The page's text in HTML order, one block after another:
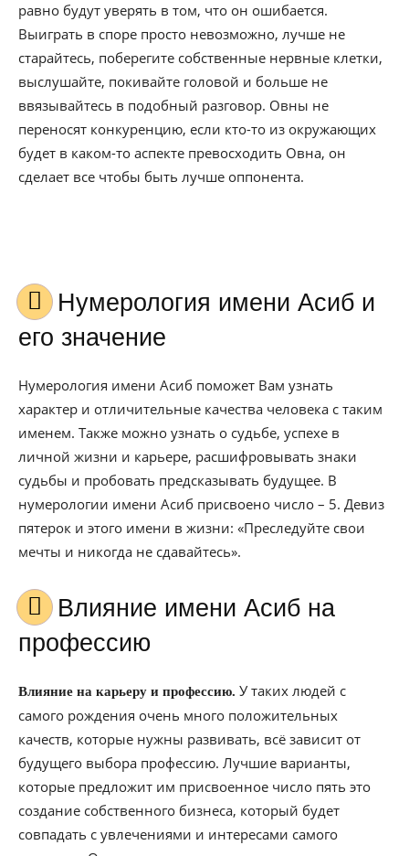
равно будут уверять в том, что он ошибается.
Выиграть в споре просто невозможно, лучше не
старайтесь, поберегите собственные нервные клетки,
выслушайте, покивайте головой и больше не
ввязывайтесь в подобный разговор. Овны не
переносят конкуренцию, если кто-то из окружающих
будет в каком-то аспекте превосходить Овна, он
сделает все чтобы быть лучше оппонента.
Нумерология имени Асиб и
его значение
Нумерология имени Асиб поможет Вам узнать
характер и отличительные качества человека с таким
именем. Также можно узнать о судьбе, успехе в
личной жизни и карьере, расшифровывать знаки
судьбы и пробовать предсказывать будущее. В
нумерологии имени Асиб присвоено число – 5. Девиз
пятерок и этого имени в жизни: «Преследуйте свои
мечты и никогда не сдавайтесь».
Влияние имени Асиб на
профессию
Влияние на карьеру и профессию. У таких людей с
самого рождения очень много положительных
качеств, которые нужны развивать, всё зависит от
будущего выбора профессию. Лучшие варианты,
которые предложит им присвоенное число пять это
создание собственного бизнеса, который будет
совпадать с увлечениями и интересами самого